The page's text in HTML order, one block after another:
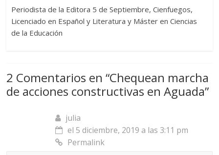
Periodista de la Editora 5 de Septiembre, Cienfuegos,
Licenciado en Español y Literatura y Máster en Ciencias
de la Educación
2 Comentarios en “Chequean marcha
de acciones constructivas en Aguada”
julia
el 5 diciembre, 2019 a las 3:11 pm
Permalink